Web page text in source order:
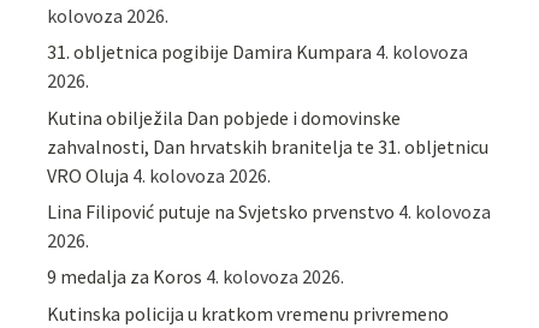
kolovoza 2026.
31. obljetnica pogibije Damira Kumpara 4. kolovoza
2026.
Kutina obilježila Dan pobjede i domovinske
zahvalnosti, Dan hrvatskih branitelja te 31. obljetnicu
VRO Oluja 4. kolovoza 2026.
Lina Filipović putuje na Svjetsko prvenstvo 4. kolovoza
2026.
9 medalja za Koros 4. kolovoza 2026.
Kutinska policija u kratkom vremenu privremeno